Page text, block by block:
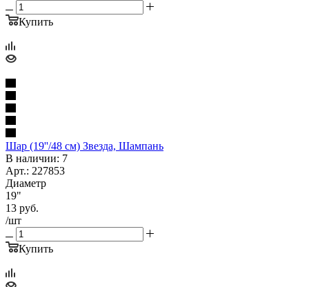
Купить
Шар (19''/48 см) Звезда, Шампань
В наличии: 7
Арт.: 227853
Диаметр
19"
13 руб.
/шт
Купить